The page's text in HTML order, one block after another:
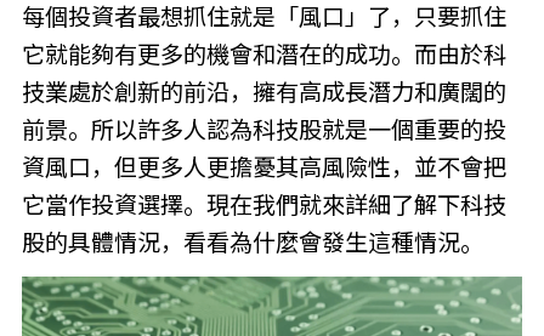
每個投資者最想抓住就是「風口」了，只要抓住
它就能夠有更多的機會和潛在的成功。而由於科
技業處於創新的前沿，擁有高成長潛力和廣闊的
前景。所以許多人認為科技股就是一個重要的投
資風口，但更多人更擔憂其高風險性，並不會把
它當作投資選擇。現在我們就來詳細了解下科技
股的具體情況，看看為什麼會發生這種情況。